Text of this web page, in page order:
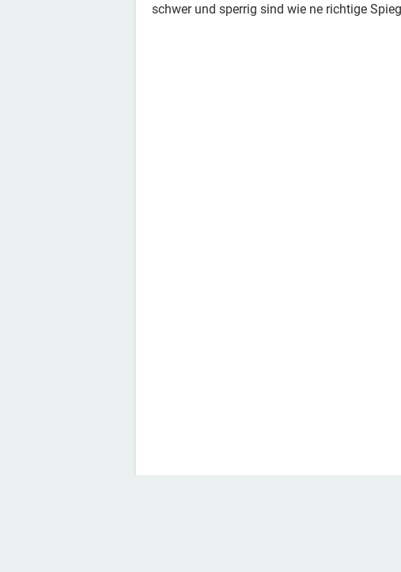
schwer und sperrig sind wie ne richtige